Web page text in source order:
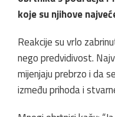
koje su njihove
Reakcije su vrlo
nego predvidivost.
mijenjaju prebrzo i da
između prihoda i